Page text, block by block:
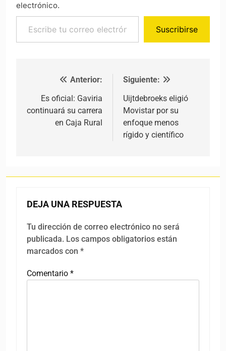
electrónico.
Escribe tu correo electrónico…
Suscribirse
Navegación de entradas
Anterior:
Es oficial: Gaviria
continuará su carrera
en Caja Rural
Siguiente:
Uijtdebroeks eligió
Movistar por su
enfoque menos
rígido y científico
DEJA UNA RESPUESTA
Tu dirección de correo electrónico no será
publicada. Los campos obligatorios están
marcados con *
Comentario *